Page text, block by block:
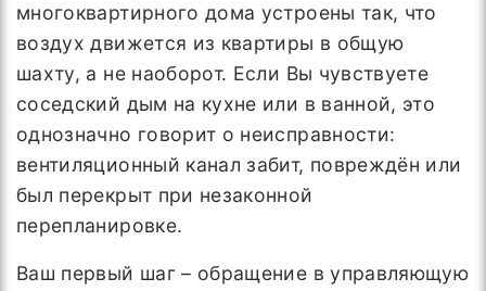
многоквартирного дома устроены так, что
воздух движется из квартиры в общую
шахту, а не наоборот. Если Вы чувствуете
соседский дым на кухне или в ванной, это
однозначно говорит о неисправности:
вентиляционный канал забит, повреждён или
был перекрыт при незаконной
перепланировке.
Ваш первый шаг – обращение в управляющую